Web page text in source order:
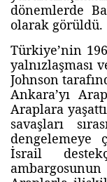
dönemlerde
olarak görüldü.
Türkiye’nin
yalnızlaşması
Johnson
Ankara’yı
Araplara
savaşları
dengelemeye
İsrail